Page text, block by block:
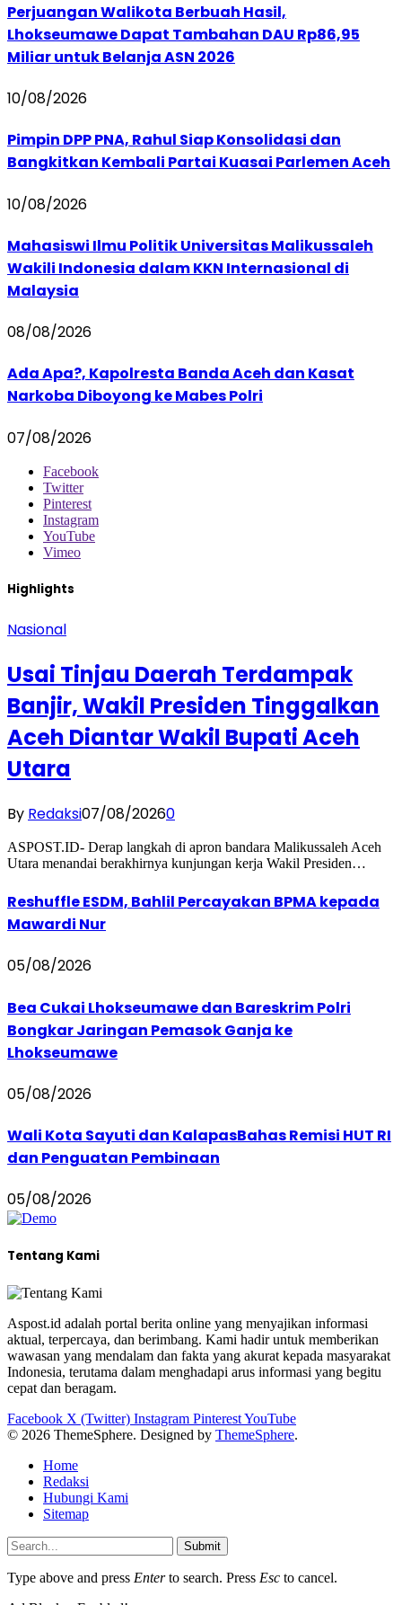
Perjuangan Walikota Berbuah Hasil,
Lhokseumawe Dapat Tambahan DAU Rp86,95
Miliar untuk Belanja ASN 2026
10/08/2026
Pimpin DPP PNA, Rahul Siap Konsolidasi dan
Bangkitkan Kembali Partai Kuasai Parlemen Aceh
10/08/2026
Mahasiswi Ilmu Politik Universitas Malikussaleh
Wakili Indonesia dalam KKN Internasional di
Malaysia
08/08/2026
Ada Apa?, Kapolresta Banda Aceh dan Kasat
Narkoba Diboyong ke Mabes Polri
07/08/2026
Facebook
Twitter
Pinterest
Instagram
YouTube
Vimeo
Highlights
Nasional
Usai Tinjau Daerah Terdampak
Banjir, Wakil Presiden Tinggalkan
Aceh Diantar Wakil Bupati Aceh
Utara
By Redaksi07/08/20260
ASPOST.ID- Derap langkah di apron bandara Malikussaleh Aceh
Utara menandai berakhirnya kunjungan kerja Wakil Presiden…
Reshuffle ESDM, Bahlil Percayakan BPMA kepada
Mawardi Nur
05/08/2026
Bea Cukai Lhokseumawe dan Bareskrim Polri
Bongkar Jaringan Pemasok Ganja ke
Lhokseumawe
05/08/2026
Wali Kota Sayuti dan KalapasBahas Remisi HUT RI
dan Penguatan Pembinaan
05/08/2026
Tentang Kami
Aspost.id adalah portal berita online yang menyajikan informasi
aktual, terpercaya, dan berimbang. Kami hadir untuk memberikan
wawasan yang mendalam dan fakta yang akurat kepada masyarakat
Indonesia, terutama dalam menghadapi arus informasi yang begitu
cepat dan beragam.
Facebook X (Twitter) Instagram PinterestYouTube
© 2026 ThemeSphere. Designed by ThemeSphere.
Home
Redaksi
Hubungi Kami
Sitemap
Submit
Type above and press Enterto search. Press Esc to cancel.